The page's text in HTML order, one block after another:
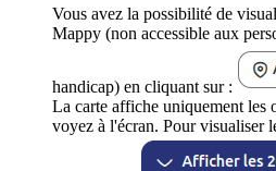
Vous avez la possibilité de
Mappy (non accessible aux
handicap) en cliquant sur :
La carte affiche uniquement les
voyez à l'écran. Pour visualiser